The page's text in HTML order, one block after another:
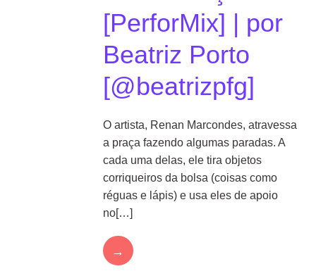
[PerforMix] | por
Beatriz Porto
[@beatrizpfg]
O artista, Renan Marcondes, atravessa
a praça fazendo algumas paradas. A
cada uma delas, ele tira objetos
corriqueiros da bolsa (coisas como
réguas e lápis) e usa eles de apoio
no[…]
→